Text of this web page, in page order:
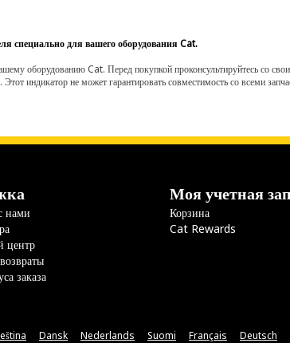
специально для вашего оборудования Cat.
оборудованию Cat. Перед покупкой проконсультируйтесь со
индикатор не может гарантировать совместимость со всеми
нами
центр
заказа
Моя учетная
Корзина
Cat Rewards
Dansk Nederlands Suomi Français Deutsch